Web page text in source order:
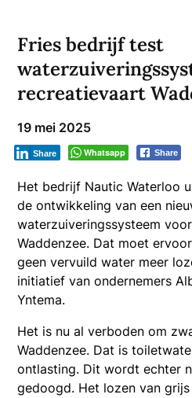
Fries bedrijf test
recreatievaart
19 mei 2025
Whatsapp Share
Share
Het bedrijf Nautic Waterloo
de ontwikkeling van een
waterzuiveringssysteem
Waddenzee. Dat moet
geen vervuild water meer
initiatief van ondernemers
Yntema.
Het is nu al verboden om
Waddenzee. Dat is
ontlasting. Dit wordt echter
gedoogd. Het lozen van